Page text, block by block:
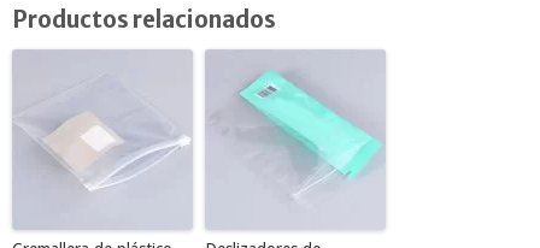
Productos relacionados